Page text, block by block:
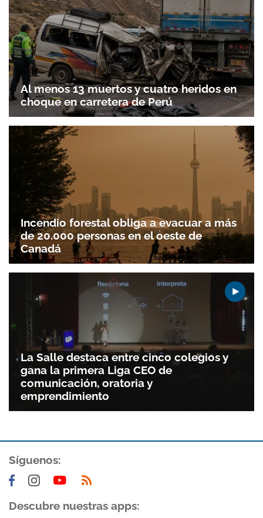
Al menos 13 muertos y cuatro heridos en
choque en carretera de Perú
Incendio forestal obliga a evacuar a más
de 20.000 personas en el oeste de
Canadá
La Salle destaca entre cinco colegios y
gana la primera Liga CEO de
comunicación, oratoria y
emprendimiento
Síguenos:
Descubre nuestras apps: